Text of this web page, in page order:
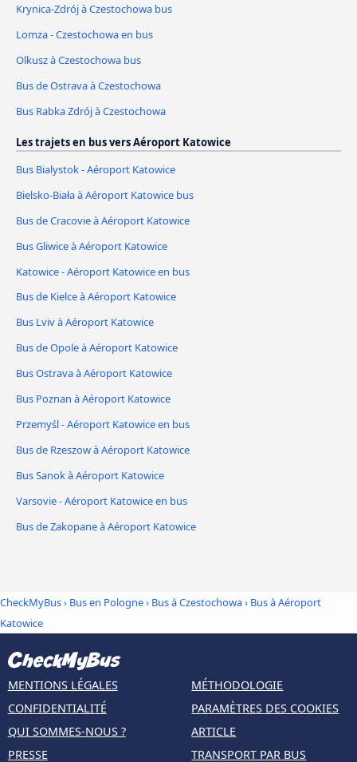
Krynica-Zdrój à Czestochowa bus
Lomza - Czestochowa en bus
Olkusz à Czestochowa bus
Bus de Ostrava à Czestochowa
Bus Rabka Zdrój à Czestochowa
Les trajets en bus vers Aéroport Katowice
Bus Bialystok - Aéroport Katowice
Bielsko-Biała à Aéroport Katowice bus
Bus de Cracovie à Aéroport Katowice
Bus Gliwice à Aéroport Katowice
Katowice - Aéroport Katowice en bus
Bus de Kielce à Aéroport Katowice
Bus Lviv à Aéroport Katowice
Bus de Opole à Aéroport Katowice
Bus Ostrava à Aéroport Katowice
Bus Poznan à Aéroport Katowice
Przemyśl - Aéroport Katowice en bus
Bus de Rzeszow à Aéroport Katowice
Bus Sanok à Aéroport Katowice
Varsovie - Aéroport Katowice en bus
Bus de Zakopane à Aéroport Katowice
CheckMyBus› Bus en Pologne› Bus à Czestochowa› Bus à Aéroport
Katowice
MENTIONS LÉGALES
CONFIDENTIALITÉ
QUI SOMMES-NOUS ?
PRESSE
MÉTHODOLOGIE
PARAMÈTRES DES COOKIES
ARTICLE
TRANSPORT PAR BUS